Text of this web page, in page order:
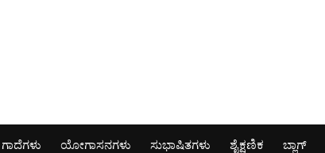
ಗಾದೆಗಳು ಯೋಗಾಸನಗಳು ಸುಭಾಷಿತಗಳು ಶೈಕ್ಷಣಿಕ ಬ್ಲಾಗ್